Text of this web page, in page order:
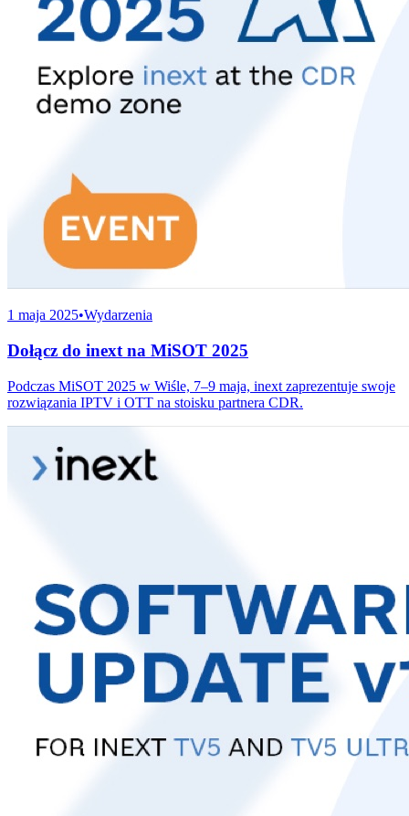
1 maja 2025•Wydarzenia
Dołącz do inext na MiSOT 2025
Podczas MiSOT 2025 w Wiśle, 7–9 maja, inext zaprezentuje swoje
rozwiązania IPTV i OTT na stoisku partnera CDR.